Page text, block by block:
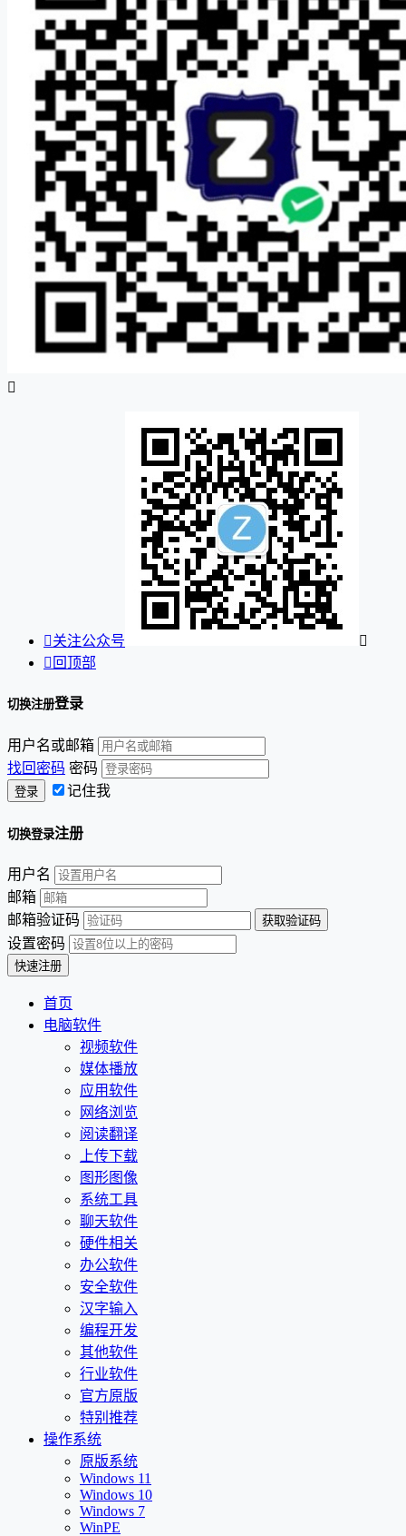

关注公众号

 回顶部
切换注册登录
用户名或邮箱
找回密码 密码
记住我
切换登录注册
用户名
邮箱
邮箱验证码
设置密码
首页
电脑软件
视频软件
媒体播放
应用软件
网络浏览
阅读翻译
上传下载
图形图像
系统工具
聊天软件
硬件相关
办公软件
安全软件
汉字输入
编程开发
其他软件
行业软件
官方原版
特别推荐
操作系统
原版系统
Windows 11
Windows 10
Windows 7
WinPE